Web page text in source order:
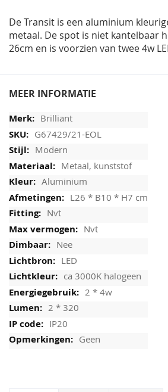
De Transit is een aluminium
metaal. De spot is niet kantelbaar
26cm en is voorzien van twee 4w
MEER INFORMATIE
Brilliant
G67429/21-EOL
Modern
Metaal, kunststof
Aluminium
L26 * B10 * H7 cm
Nvt
Nvt
Nee
LED
ca 3000K halogeen
2 * 4w
2 * 320
IP20
Geen